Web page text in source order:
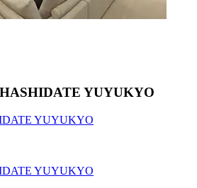
YUYUKYO
YUYUKYO
YUYUKYO